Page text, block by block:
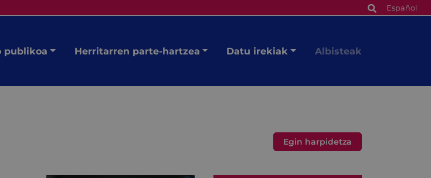
Español
publikoa Herritarren parte-hartzea Datu irekiak Albisteak
Egin harpidetza